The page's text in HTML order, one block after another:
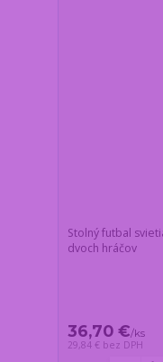
Stolný futbal
dvoch hráčov
36,70 €/ks
29,84 € bez DPH